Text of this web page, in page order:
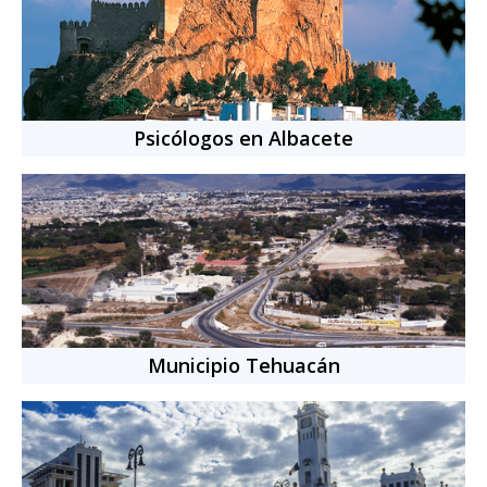
Idiomas:Español, Inglés
Nacionalidad:Mexicana
11añosde experiencia
+2700citas completadas
min.
Psicólogoonline
Mauricio Alejandro Mondragón Martínez
Psicólogos en Albacete
Municipio Tehuacán